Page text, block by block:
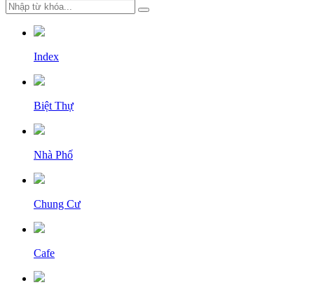
Index
Biệt Thự
Nhà Phố
Chung Cư
Cafe